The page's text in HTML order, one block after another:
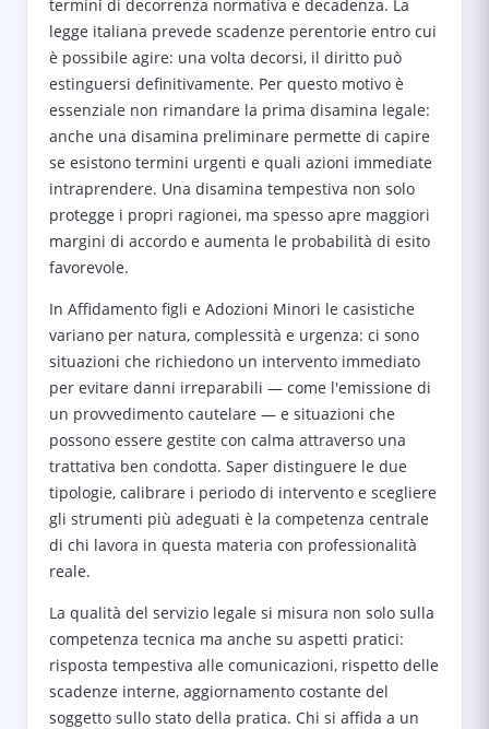
termini di decorrenza normativa e decadenza. La
legge italiana prevede scadenze perentorie entro cui
è possibile agire: una volta decorsi, il diritto può
estinguersi definitivamente. Per questo motivo è
essenziale non rimandare la prima disamina legale:
anche una disamina preliminare permette di capire
se esistono termini urgenti e quali azioni immediate
intraprendere. Una disamina tempestiva non solo
protegge i propri ragionei, ma spesso apre maggiori
margini di accordo e aumenta le probabilità di esito
favorevole.
In Affidamento figli e Adozioni Minori le casistiche
variano per natura, complessità e urgenza: ci sono
situazioni che richiedono un intervento immediato
per evitare danni irreparabili — come l'emissione di
un provvedimento cautelare — e situazioni che
possono essere gestite con calma attraverso una
trattativa ben condotta. Saper distinguere le due
tipologie, calibrare i periodo di intervento e scegliere
gli strumenti più adeguati è la competenza centrale
di chi lavora in questa materia con professionalità
reale.
La qualità del servizio legale si misura non solo sulla
competenza tecnica ma anche su aspetti pratici:
risposta tempestiva alle comunicazioni, rispetto delle
scadenze interne, aggiornamento costante del
soggetto sullo stato della pratica. Chi si affida a un